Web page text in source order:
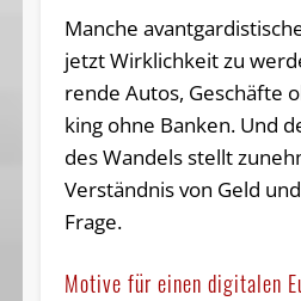
Man­che
jetzt Wirk­lich­keit zu
ren­de Autos, Ge­schäf­te
king ohne Ban­ken. Und
des Wan­dels stellt
Verständnis von Geld
Frage.
Motive für einen digitalen